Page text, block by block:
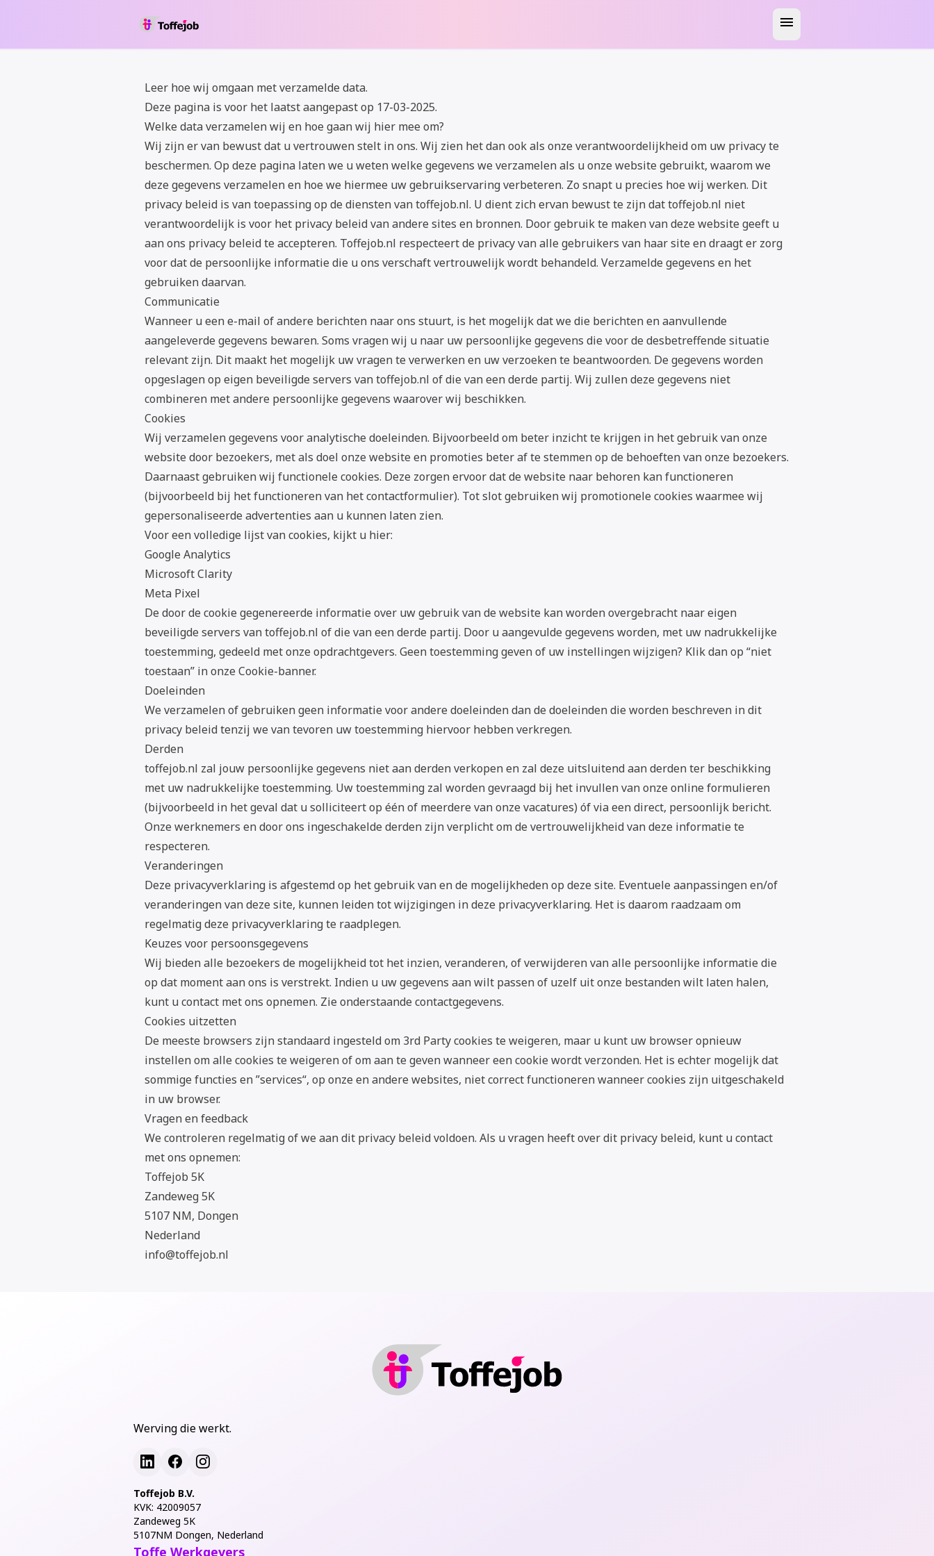
menu
Leer hoe wij omgaan met verzamelde data.
Deze pagina is voor het laatst aangepast op 17-03-2025.
Welke data verzamelen wij en hoe gaan wij hier mee om?
Wij zijn er van bewust dat u vertrouwen stelt in ons. Wij zien het dan ook als onze verantwoordelijkheid om uw privacy te
beschermen. Op deze pagina laten we u weten welke gegevens we verzamelen als u onze website gebruikt, waarom we
deze gegevens verzamelen en hoe we hiermee uw gebruikservaring verbeteren. Zo snapt u precies hoe wij werken. Dit
privacy beleid is van toepassing op de diensten van toffejob.nl. U dient zich ervan bewust te zijn dat toffejob.nl niet
verantwoordelijk is voor het privacy beleid van andere sites en bronnen. Door gebruik te maken van deze website geeft u
aan ons privacy beleid te accepteren. Toffejob.nl respecteert de privacy van alle gebruikers van haar site en draagt er zorg
voor dat de persoonlijke informatie die u ons verschaft vertrouwelijk wordt behandeld. Verzamelde gegevens en het
gebruiken daarvan.
Communicatie
Wanneer u een e-mail of andere berichten naar ons stuurt, is het mogelijk dat we die berichten en aanvullende
aangeleverde gegevens bewaren. Soms vragen wij u naar uw persoonlijke gegevens die voor de desbetreffende situatie
relevant zijn. Dit maakt het mogelijk uw vragen te verwerken en uw verzoeken te beantwoorden. De gegevens worden
opgeslagen op eigen beveiligde servers van toffejob.nl of die van een derde partij. Wij zullen deze gegevens niet
combineren met andere persoonlijke gegevens waarover wij beschikken.
Cookies
Wij verzamelen gegevens voor analytische doeleinden. Bijvoorbeeld om beter inzicht te krijgen in het gebruik van onze
website door bezoekers, met als doel onze website en promoties beter af te stemmen op de behoeften van onze bezoekers.
Daarnaast gebruiken wij functionele cookies. Deze zorgen ervoor dat de website naar behoren kan functioneren
(bijvoorbeeld bij het functioneren van het contactformulier). Tot slot gebruiken wij promotionele cookies waarmee wij
gepersonaliseerde advertenties aan u kunnen laten zien.
Voor een volledige lijst van cookies, kijkt u hier:
Google Analytics
Microsoft Clarity
Meta Pixel
De door de cookie gegenereerde informatie over uw gebruik van de website kan worden overgebracht naar eigen
beveiligde servers van toffejob.nl of die van een derde partij. Door u aangevulde gegevens worden, met uw nadrukkelijke
toestemming, gedeeld met onze opdrachtgevers. Geen toestemming geven of uw instellingen wijzigen? Klik dan op “niet
toestaan” in onze Cookie-banner.
Doeleinden
We verzamelen of gebruiken geen informatie voor andere doeleinden dan de doeleinden die worden beschreven in dit
privacy beleid tenzij we van tevoren uw toestemming hiervoor hebben verkregen.
Derden
toffejob.nl zal jouw persoonlijke gegevens niet aan derden verkopen en zal deze uitsluitend aan derden ter beschikking
met uw nadrukkelijke toestemming. Uw toestemming zal worden gevraagd bij het invullen van onze online formulieren
(bijvoorbeeld in het geval dat u solliciteert op één of meerdere van onze vacatures) óf via een direct, persoonlijk bericht.
Onze werknemers en door ons ingeschakelde derden zijn verplicht om de vertrouwelijkheid van deze informatie te
respecteren.
Veranderingen
Deze privacyverklaring is afgestemd op het gebruik van en de mogelijkheden op deze site. Eventuele aanpassingen en/of
veranderingen van deze site, kunnen leiden tot wijzigingen in deze privacyverklaring. Het is daarom raadzaam om
regelmatig deze privacyverklaring te raadplegen.
Keuzes voor persoonsgegevens
Wij bieden alle bezoekers de mogelijkheid tot het inzien, veranderen, of verwijderen van alle persoonlijke informatie die
op dat moment aan ons is verstrekt. Indien u uw gegevens aan wilt passen of uzelf uit onze bestanden wilt laten halen,
kunt u contact met ons opnemen. Zie onderstaande contactgegevens.
Cookies uitzetten
De meeste browsers zijn standaard ingesteld om 3rd Party cookies te weigeren, maar u kunt uw browser opnieuw
instellen om alle cookies te weigeren of om aan te geven wanneer een cookie wordt verzonden. Het is echter mogelijk dat
sommige functies en ”services“, op onze en andere websites, niet correct functioneren wanneer cookies zijn uitgeschakeld
in uw browser.
Vragen en feedback
We controleren regelmatig of we aan dit privacy beleid voldoen. Als u vragen heeft over dit privacy beleid, kunt u contact
met ons opnemen:
Toffejob 5K
Zandeweg 5K
5107 NM, Dongen
Nederland
info@toffejob.nl
Werving die werkt.
Toffejob B.V.
KVK: 42009057
Zandeweg 5K
5107NM Dongen, Nederland
Toffe Werkgevers